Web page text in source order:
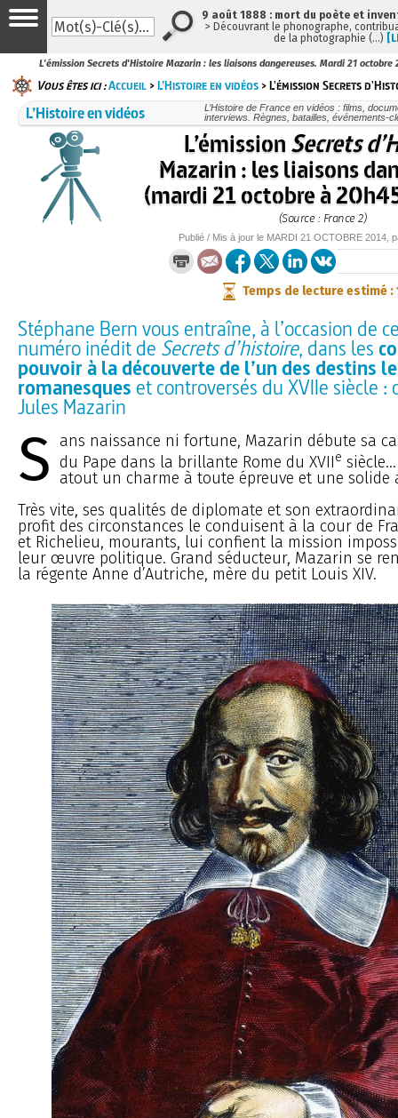
L'émission Secrets d'Histoire Mazarin : les liaisons dangereuses. Mardi 21 octobre
Vous êtes ici :Accueil >L’Histoire en vidéos > L'émission Secrets
L’Histoire en vidéos
L’Histoire de France en vidéos : films,
interviews. Règnes, batailles, événements-
L’émissionSecrets
Mazarin : les liaisons
(mardi 21 octobre à
(Source : France 2)
Publié / Mis à jour le MARDI 21 OCTOBRE 2014 ,
Temps de lecture estimé :
Stéphane Bern vous entraîne, à l’occasion de
numéro inédit de Secrets d’histoire, dans les
pouvoir à la découverte de l’un des destins
romanesques et controversés du XVIIe siècle
Jules Mazarin
S ans naissance ni fortune, Mazarin débute sa
du Pape dans la brillante Rome du XVIIe
atout un charme à toute épreuve et une solide
Très vite, ses qualités de diplomate et son
profit des circonstances le conduisent à la cour de
et Richelieu, mourants, lui confient la mission
leur œuvre politique. Grand séducteur, Mazarin se
la régente Anne d’Autriche, mère du petit Louis XIV.
9 août 1888 : mort du poète et
> Découvrant le phonographe,
de la photographie (…)